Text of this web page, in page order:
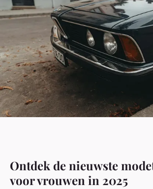
Ontdek de nieuwste
voor vrouwen in 2025